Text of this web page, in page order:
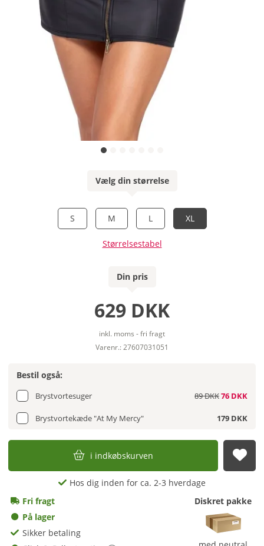
Vælg din størrelse
S M L XL
Størrelsestabel
Din pris
629 DKK
inkl. moms - fri fragt
Varenr.: 27607031051
Bestil også:
Brystvortesuger 89 DKK76 DKK
Brystvortekæde "At My Mercy" 179 DKK
i indkøbskurven
Hos dig inden for ca. 2-3 hverdage
Fri fragt
På lager
Sikker betaling
Diskret pakke